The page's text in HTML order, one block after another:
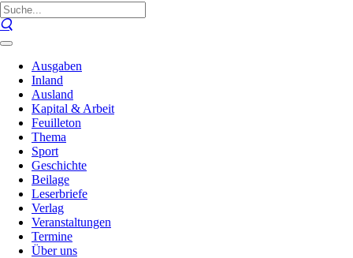
Ausgaben
Inland
Ausland
Kapital & Arbeit
Feuilleton
Thema
Sport
Geschichte
Beilage
Leserbriefe
Verlag
Veranstaltungen
Termine
Über uns